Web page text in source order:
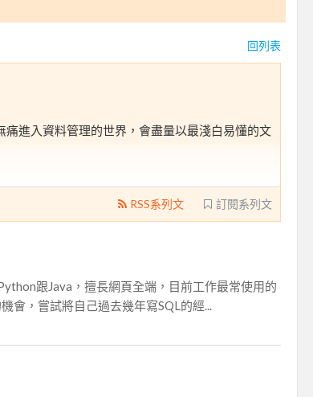
回列表
痛進入資料管理的世界，會盡量以最淺白易懂的文
訂閱系列文
RSS系列文
跟Java，擅長網頁全端，目前工作最常使用的
會，嘗試將自己過去幾年寫SQL的經...